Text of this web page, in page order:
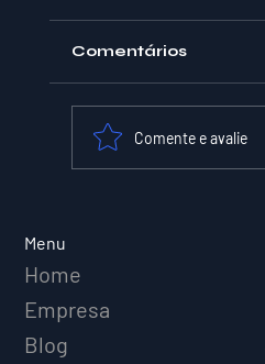
Comentários
Comente e avalie
Menu
Home
Empresa
Blog